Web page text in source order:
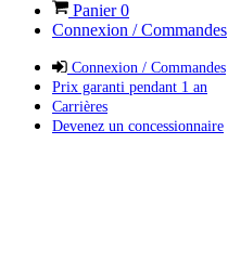
Panier0
Connexion / Commandes
Connexion / Commandes
Prix garanti pendant 1 an
Carrières
Devenez un concessionnaire